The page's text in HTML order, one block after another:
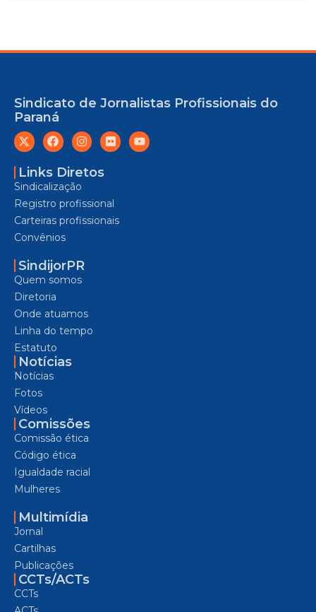
Sindicato de Jornalistas Profissionais do
Paraná
Links Diretos
Sindicalização
Registro profissional
Carteiras profissionais
Convênios
SindijorPR
Quem somos
Diretoria
Onde atuamos
Linha do tempo
Estatuto
Notícias
Notícias
Fotos
Vídeos
Comissões
Comissão ética
Código ética
Igualdade racial
Mulheres
Multimídia
Jornal
Cartilhas
Publicações
CCTs/ACTs
CCTs